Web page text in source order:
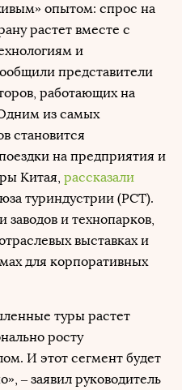
опытом: спрос на
растет вместе с
и
представители
работающих на
из самых
становится
на предприятия и
Китая, рассказали
туриндустрии (РСТ).
и технопарков,
выставках и
для корпоративных
туры растет
росту
И этот сегмент будет
– заявил руководитель